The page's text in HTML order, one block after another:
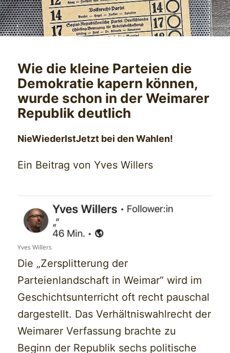
Wie die kleine Parteien die
Demokratie kapern können,
wurde schon in der Weimarer
Republik deutlich
NieWiederIstJetzt bei den Wahlen!
Ein Beitrag von Yves Willers
Yves Willers
Die „Zersplitterung der
Parteienlandschaft in Weimar“ wird im
Geschichtsunterricht oft recht pauschal
dargestellt. Das Verhältniswahlrecht der
Weimarer Verfassung brachte zu
Beginn der Republik sechs politische